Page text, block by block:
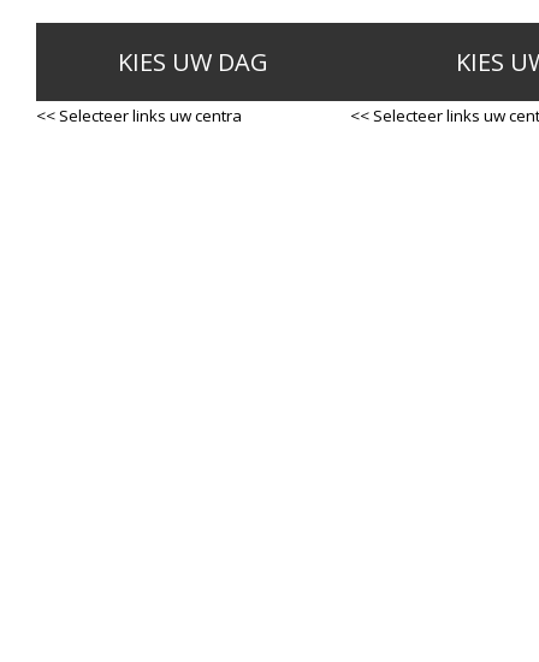
KIES UW DAG
<< Selecteer links uw centra
KIES
<< Selecteer links uw